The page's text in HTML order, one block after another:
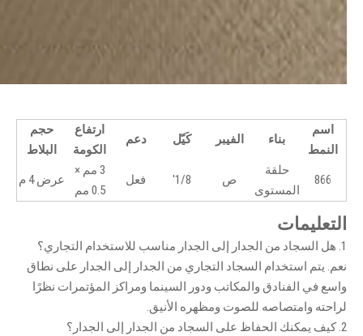
اسم
النمط
بناء الفيبر كَيّل دعم
ارتفاع
الكومة
حجم
البلاط
866
حلقة
المستوى
ص 1/8' فعل
3 مم ×
0.5 مم
عرض 4 م
التعليمات
1. هل السجاد من الجدار إلى الجدار مناسب للاستخدام التجاري؟
نعم. يتم استخدام السجاد التجاري من الجدار إلى الجدار على نطاق
واسع في الفنادق والمكاتب ودور السينما ومراكز المؤتمرات نظرًا
لراحته وامتصاصه للصوت ومظهره الأنيق.
2. كيف يمكنك الحفاظ على السجاد من الجدار إلى الجدار؟